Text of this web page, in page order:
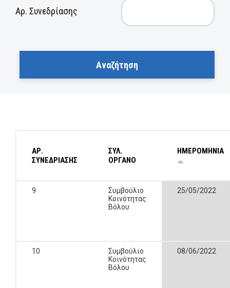
Αρ. Συνεδρίασης
ΑΡ.
ΣΥΝΕΔΡΙΑΣΗΣ
ΣΥΛ.
ΟΡΓΑΝΟ
ΗΜΕΡΟΜΗΝΙΑ
9
Συμβούλιο
Κοινότητας
Βόλου
25/05/2022
10
Συμβούλιο
Κοινότητας
Βόλου
08/06/2022